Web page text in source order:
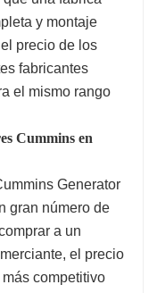
y montaje
precio de los
fabricantes
el mismo rango
Cummins en
Generator
gran número de
a un
el precio
competitivo